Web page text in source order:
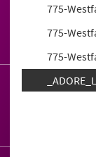
775-
775-
775-